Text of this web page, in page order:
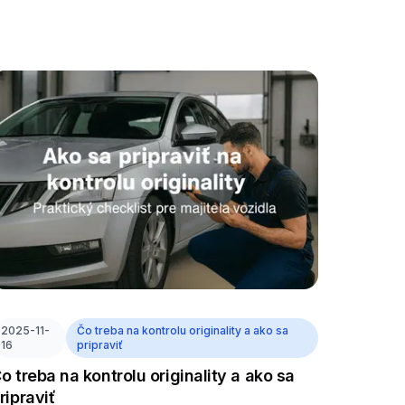
2025-11-
16
Čo treba na kontrolu originality a ako sa
pripraviť
treba na kontrolu originality a ako sa